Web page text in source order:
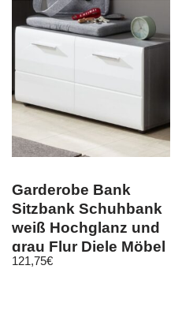
Garderobe Bank
Sitzbank Schuhbank
weiß Hochglanz und
grau Flur Diele Möbel
Line
121,75€